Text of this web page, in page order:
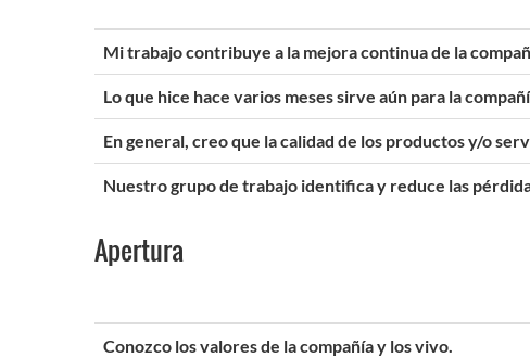
Mi trabajo contribuye a la mejora continua de la
Lo que hice hace varios meses sirve aún para la
En general, creo que la calidad de los productos y/o
Nuestro grupo de trabajo identifica y reduce las
Apertura
Conozco los valores de la compañía y los vivo.